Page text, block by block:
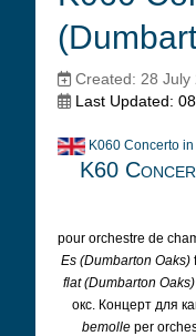
Created: 28 July
Last Updated:
K060 Concerto
K60
pour orchestre de
Es (Dumbarton Oaks)
flat (Dumbarton Oaks)
окс. Концерт для
bemolle per